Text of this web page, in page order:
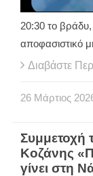
20:30 το
αποφασιστικό
Διαβάστε
26 Μάρτιος
Συμμετοχή
Κοζάνης
γίνει στη